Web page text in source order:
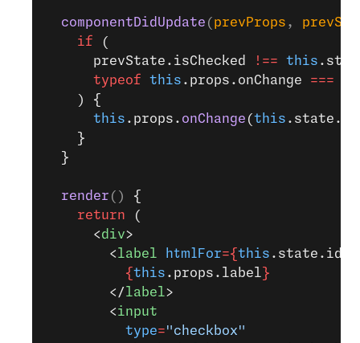
  componentDidUpdate
( prevProps ,
    if
(
      prevState.isChecked
!== this
      typeof
this .props.onChange ===
    ) {
      this
.props. onChange (this
    }
  }
  render
() {
    return
(
      <
div>
        <
label htmlFor={ this .state.id
          {
this .props.label }
        </
label>
        <
input
          type
="checkbox"